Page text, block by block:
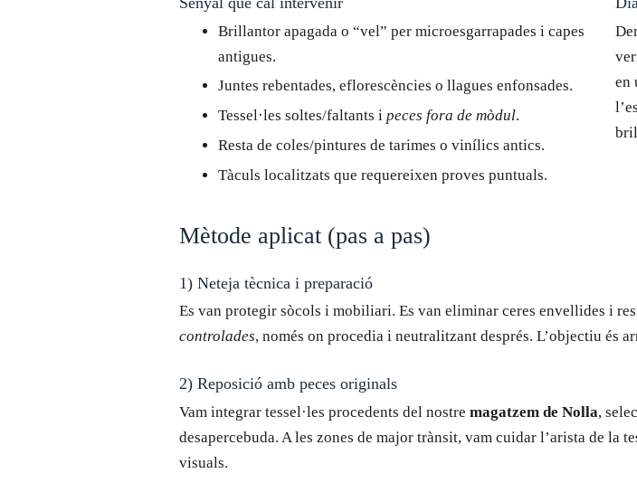
Brillantor apagada o “vel” per microesgarrapades i capes
antigues.
Juntes rebentades, eflorescències o llagues enfonsades.
Tessel·les soltes/faltants i peces fora de mòdul.
Resta de coles/pintures de tarimes o vinílics antics.
Tàculs localitzats que requereixen proves puntuals.
en
Mètode aplicat (pas a pas)
1) Neteja tècnica i preparació
Es van protegir sòcols i mobiliari. Es van eliminar ceres envellides i
controlades, només on procedia i neutralitzant després. L’objectiu és
2) Reposició amb peces originals
Vam integrar tessel·les procedents del nostre magatzem de Nolla,
desapercebuda. A les zones de major trànsit, vam cuidar l’arista de la
visuals.